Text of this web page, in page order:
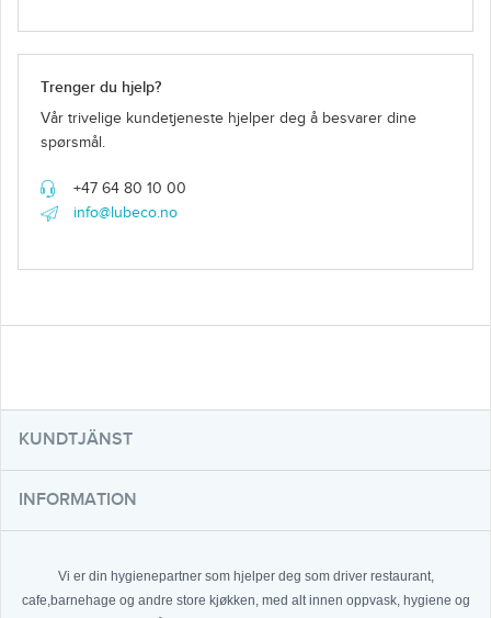
Trenger du hjelp?
Vår trivelige kundetjeneste hjelper deg å besvarer dine
spørsmål.
+47 64 80 10 00
info@lubeco.no
KUNDTJÄNST
INFORMATION
Vi er din hygienepartner som hjelper deg som driver restaurant,
cafe,barnehage og andre store kjøkken, med alt innen oppvask, hygiene og